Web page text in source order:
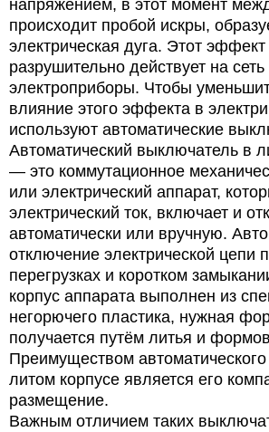
напряжением, в этот момент
происходит пробой искры,
электрическая дуга. Этот
разрушительно действует на сеть
электроприборы. Чтобы
влияние этого эффекта в
используют автоматические
Автоматический выключатель в
— это коммутационное
или электрический аппарат,
электрический ток, включает и
автоматически или вручную.
отключение электрической цепи
перегрузках и коротком
корпус аппарата выполнен из
негорючего пластика, нужная
получается путём литья и
Преимуществом
литом корпусе является его
размещение.
Важным отличием таких